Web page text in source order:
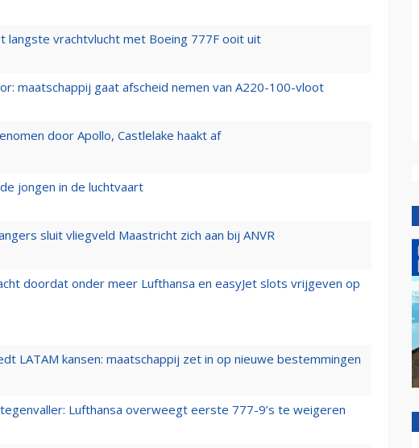
langste vrachtvlucht met Boeing 777F ooit uit
maatschappij gaat afscheid nemen van A220-100-vloot
door Apollo, Castlelake haakt af
jongen in de luchtvaart
sluit vliegveld Maastricht zich aan bij ANVR
doordat onder meer Lufthansa en easyJet slots vrijgeven op
LATAM kansen: maatschappij zet in op nieuwe bestemmingen
Lufthansa overweegt eerste 777-9’s te weigeren